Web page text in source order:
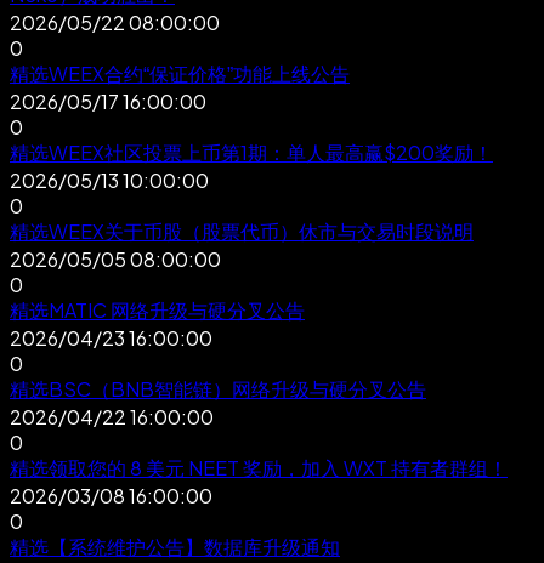
2026/05/22 08:00:00
0
精选WEEX合约“保证价格”功能上线公告
2026/05/17 16:00:00
0
精选WEEX社区投票上币第1期：单人最高赢$200奖励！
2026/05/13 10:00:00
0
精选WEEX关于币股（股票代币）休市与交易时段说明
2026/05/05 08:00:00
0
精选MATIC 网络升级与硬分叉公告
2026/04/23 16:00:00
0
精选BSC（BNB智能链）网络升级与硬分叉公告
2026/04/22 16:00:00
0
精选领取您的 8 美元 NEET 奖励，加入 WXT 持有者群组！
2026/03/08 16:00:00
0
精选 【系统维护公告】数据库升级通知